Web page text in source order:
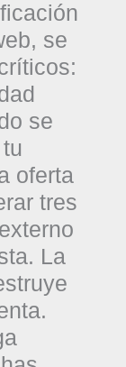
se
se
oferta
tres
La